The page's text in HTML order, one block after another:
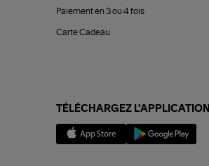
Paiement en 3 ou 4 fois
Carte Cadeau
TÉLÉCHARGEZ L'APPLICATION